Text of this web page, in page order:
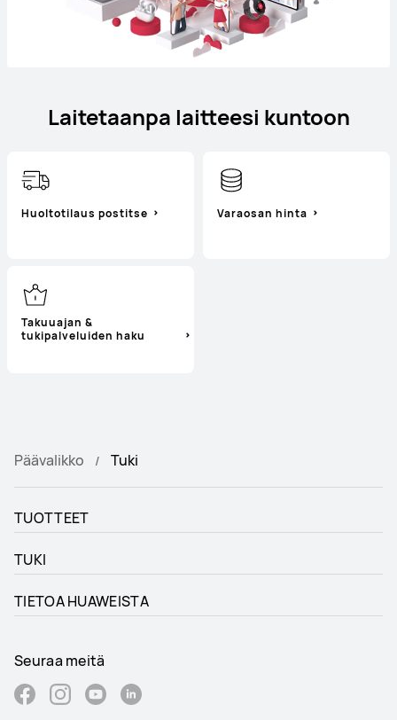
Laitetaanpa laitteesi kuntoon
Huoltotilaus postitse Varaosan hinta
Takuuajan &
tukipalveluiden haku
Päävalikko Tuki
TUOTTEET
TUKI
TIETOA HUAWEISTA
Seuraa meitä